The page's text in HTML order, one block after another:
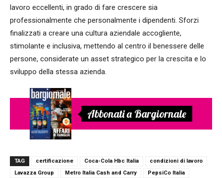
lavoro eccellenti, in grado di fare crescere sia
professionalmente che personalmente i dipendenti. Sforzi
finalizzati a creare una cultura aziendale accogliente,
stimolante e inclusiva, mettendo al centro il benessere delle
persone, considerate un asset strategico per la crescita e lo
sviluppo della stessa azienda.
Abbonati a Bargiornale
TAG certificazione Coca-Cola Hbc Italia
condizioni di lavoro
Lavazza Group
Metro Italia Cash and Carry PepsiCo Italia